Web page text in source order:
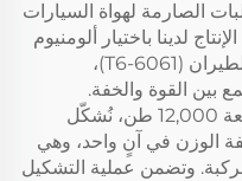
الصارمة لهواة السيارات
لدينا باختيار ألومنيوم
من الدرجة المستخدمة في صناعة الطيران (6061-T6)،
بين القوة والخفة.
وباستخدام مكابس تشكيل حديثة بسعة 12,000 طن، نُشكّل
الوزن في آنٍ واحد، وهي
وتضمن عملية التشكيل